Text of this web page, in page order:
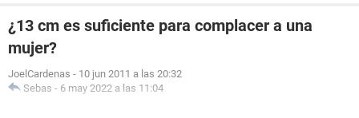
¿13 cm es suficiente para complacer a una
mujer?
JoelCardenas - 10 jun 2011 a las 20:32
Sebas - 6 may 2022 a las 11:04